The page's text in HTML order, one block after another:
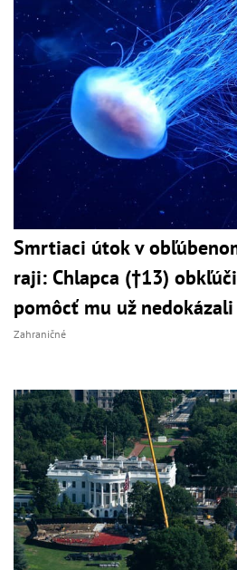
Smrtiaci útok v
raji: Chlapca (†13)
pomôcť mu už nedokázali
Zahraničné